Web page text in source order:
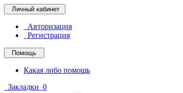
Личный кабинет
Авторизация
Регистрация
Помощь
Какая либо помощь
Закладки 0